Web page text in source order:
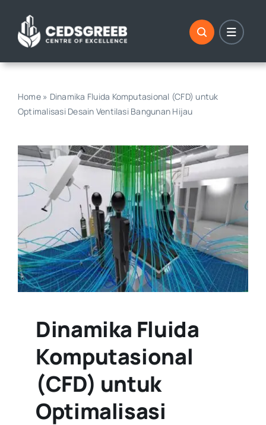
content
Home» Dinamika Fluida Komputasional (CFD) untuk
Optimalisasi Desain Ventilasi Bangunan Hijau
Dinamika Fluida
Komputasional
(CFD) untuk
Optimalisasi